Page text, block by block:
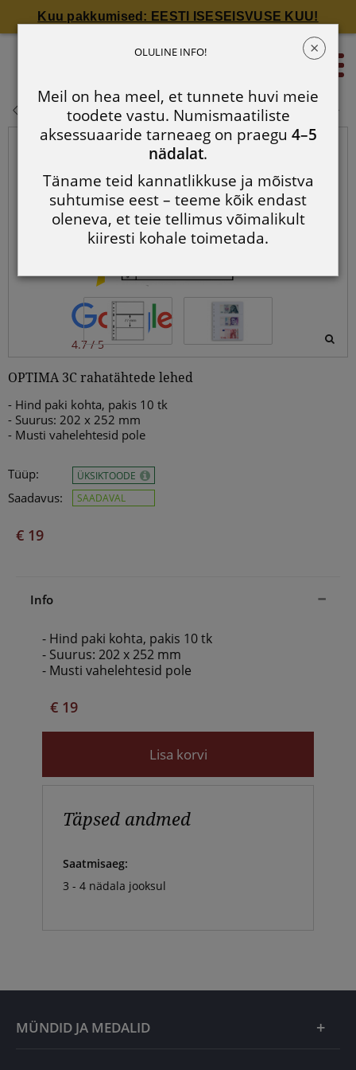
Kuu pakkumised: EESTI ISESEISVUSE KUU!
4.7 / 5
OPTIMA 3C rahatähtede lehed
OPTIMA 3C rahatähtede lehed
- Hind paki kohta, pakis 10 tk
- Suurus: 202 x 252 mm
- Musti vahelehtesid pole
Tüüp:
Saadavus:
ÜKSIKTOODE
SAADAVAL
€ 19
Info
- Hind paki kohta, pakis 10 tk
- Suurus: 202 x 252 mm
- Musti vahelehtesid pole
€ 19
Lisa korvi
Täpsed andmed
Saatmisaeg:
3 - 4 nädala jooksul
OPTIMA 3C rahatähtede lehed
MÜNDID JA MEDALID
×
OLULINE INFO!
Meil on hea meel, et tunnete huvi meie
toodete vastu. Numismaatiliste
aksessuaaride tarneaeg on praegu 4–5
nädalat.
Täname teid kannatlikkuse ja mõistva
suhtumise eest – teeme kõik endast
oleneva, et teie tellimus võimalikult
kiiresti kohale toimetada.